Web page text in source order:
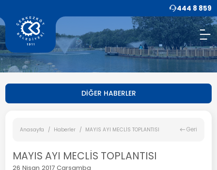
444 8 859
DİĞER HABERLER
Anasayfa Haberler MAYIS AYI MECLİS TOPLANTISI Geri
MAYIS AYI MECLİS TOPLANTISI
26 Nisan 2017 Çarşamba